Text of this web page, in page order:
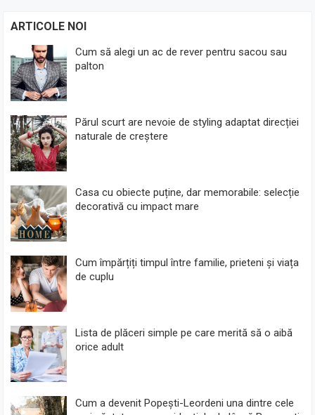
ARTICOLE NOI
Cum să alegi un ac de rever pentru sacou sau
palton
Părul scurt are nevoie de styling adaptat direcției
naturale de creștere
Casa cu obiecte puține, dar memorabile: selecție
decorativă cu impact mare
Cum împărțiți timpul între familie, prieteni și viața
de cuplu
Lista de plăceri simple pe care merită să o aibă
orice adult
Cum a devenit Popești-Leordeni una dintre cele